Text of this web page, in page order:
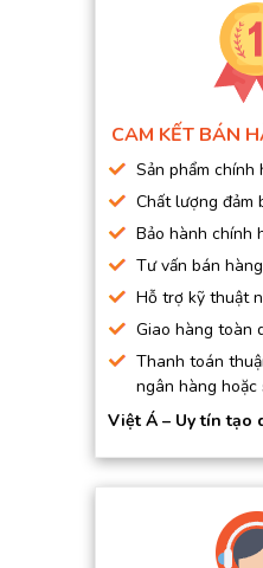
DẦU MÁY NÉN KHÍ
DÂY HƠI, ỐNG HƠI
BƠM MÀNG KHÍ NÉN
BƠM HÚT CHÂN
BƠM ĐỊNH LƯỢNG
MOTOR, HỘP GIẢM
MÁY TẠO KHÍ NITO
CAM KẾT BÁN
Sản phẩm chính
Chất lượng đảm
Bảo hành chính
Tư vấn bán
Hỗ trợ kỹ thuật
Giao hàng toàn
Thanh toán
ngân hàng hoặc
Việt Á – Uy tín tạo